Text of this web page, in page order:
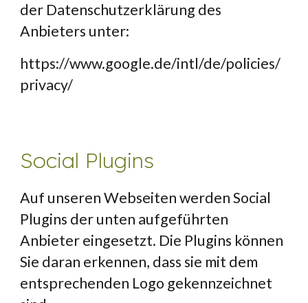
der Datenschutzerklärung des
Anbieters unter:
https://www.google.de/intl/de/policies/
privacy/
Social Plugins
Auf unseren Webseiten werden Social
Plugins der unten aufgeführten
Anbieter eingesetzt. Die Plugins können
Sie daran erkennen, dass sie mit dem
entsprechenden Logo gekennzeichnet